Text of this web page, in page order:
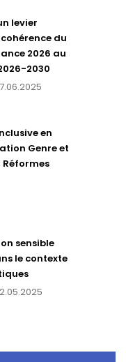
levier
du
2026 au
2030
en
Genre et
sensible
le contexte